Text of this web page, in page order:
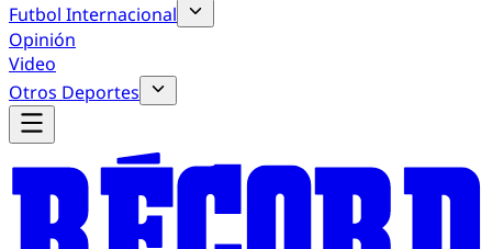
Futbol Internacional
Opinión
Video
Otros Deportes